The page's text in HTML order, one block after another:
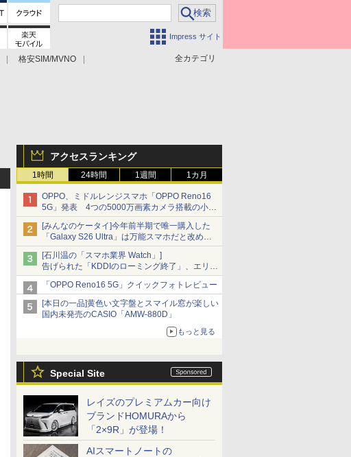
Impress サイト
全カテゴリ
格安SIM/MVNO
アクセスランキング
1時間 24時間 1週間 1カ月
OPPO、ミドルレンジスマホ「OPPO Reno16
5G」発表 4つの5000万画素カメラ搭載の小型
モデル
[みんなのケータイ]今年前半期で唯一購入した
「Galaxy S26 Ultra」は万能スマホだと改めて
思う
[石川温の「スマホ業界 Watch」]
告げられた「KDDIのローミング終了」、エリア
マップの落とし穴と楽天モバイルの課題
「OPPO Reno16 5G」クイックフォトレビュー
[本日の一品]黄色い文字盤とスマイル窓が楽しい
国内未発売のCASIO「AMW-880D」
もっと見る
Special Site
レイズのプレミアムカー向け
ブランドHOMURAから
「2×9R」が登場！
AIスマートノートの